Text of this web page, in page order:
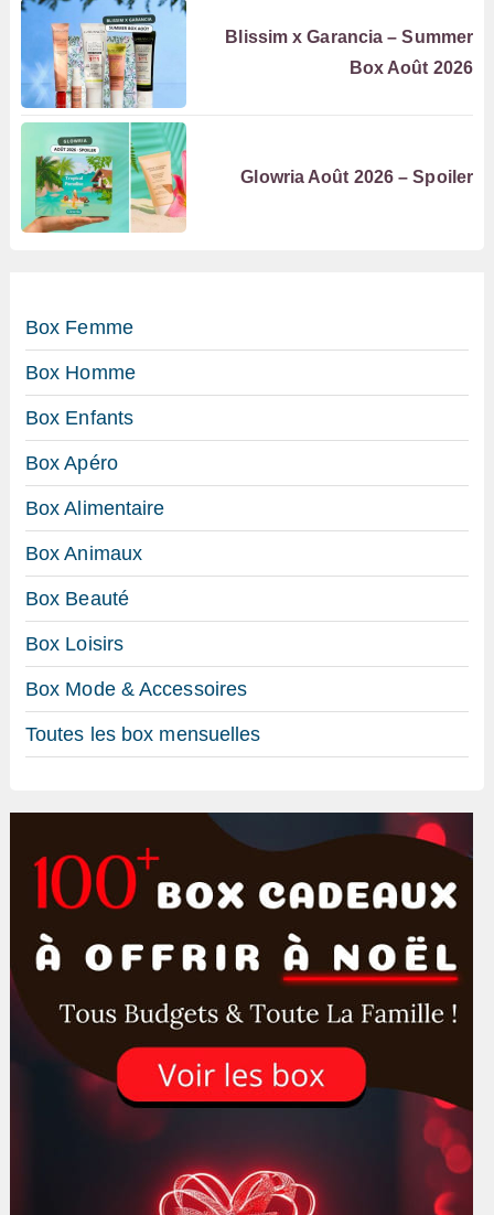
Blissim x Garancia – Summer
Box Août 2026
Glowria Août 2026 – Spoiler
Box Femme
Box Homme
Box Enfants
Box Apéro
Box Alimentaire
Box Animaux
Box Beauté
Box Loisirs
Box Mode & Accessoires
Toutes les box mensuelles